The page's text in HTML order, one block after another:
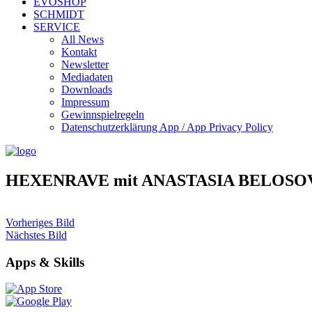
SCHMIDT
SERVICE
All News
Kontakt
Newsletter
Mediadaten
Downloads
Impressum
Gewinnspielregeln
Datenschutzerklärung App / App Privacy Policy
HEXENRAVE mit ANASTASIA
Vorheriges Bild
Nächstes Bild
Apps & Skills